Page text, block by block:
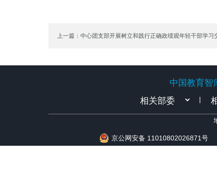
上一篇：中心团支部开展树立和践行正确政绩观年轻干部学习
中国教育智
|
京公网安备 11010802026871号